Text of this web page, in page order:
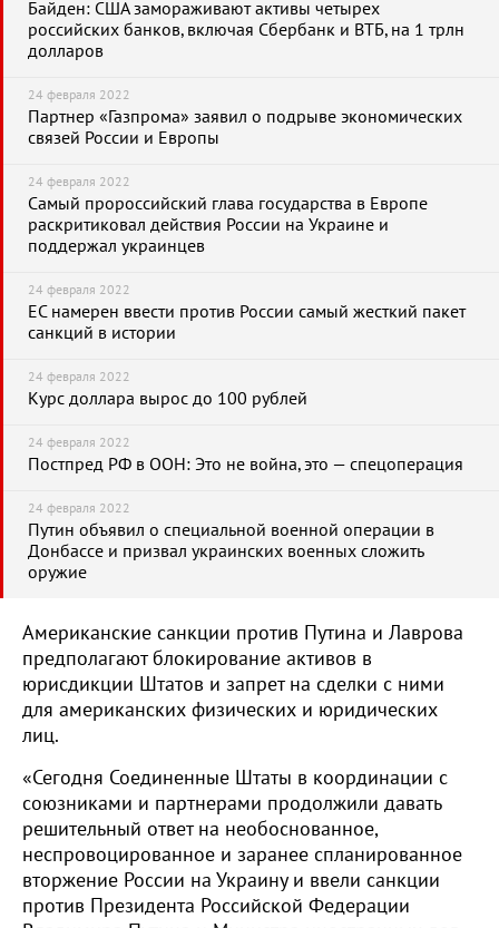
Байден: США замораживают активы четырех
российских банков, включая Сбербанк и ВТБ, на 1 трлн
долларов
24 февраля 2022
Партнер «Газпрома» заявил о подрыве экономических
связей России и Европы
24 февраля 2022
Самый пророссийский глава государства в Европе
раскритиковал действия России на Украине и
поддержал украинцев
24 февраля 2022
ЕС намерен ввести против России самый жесткий пакет
санкций в истории
24 февраля 2022
Курс доллара вырос до 100 рублей
24 февраля 2022
Постпред РФ в ООН: Это не война, это — спецоперация
24 февраля 2022
Путин объявил о специальной военной операции в
Донбассе и призвал украинских военных сложить
оружие
Американские санкции против Путина и Лаврова
предполагают блокирование активов в
юрисдикции Штатов и запрет на сделки с ними
для американских физических и юридических
лиц.
«Сегодня Соединенные Штаты в координации с
союзниками и партнерами продолжили давать
решительный ответ на необоснованное,
неспровоцированное и заранее спланированное
вторжение России на Украину и ввели санкции
против Президента Российской Федерации